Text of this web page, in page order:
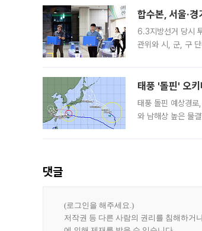
합수본, 서울·
6.3지방선거 당시
관위와 시, 군, 구
태풍 '돌핀' 오
태풍 돌핀 예상경
와 남해상 높은 물
댓글